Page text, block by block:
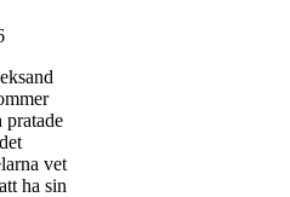
pratade
vet
ha sin